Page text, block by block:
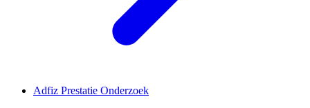
Adfiz Prestatie Onderzoek